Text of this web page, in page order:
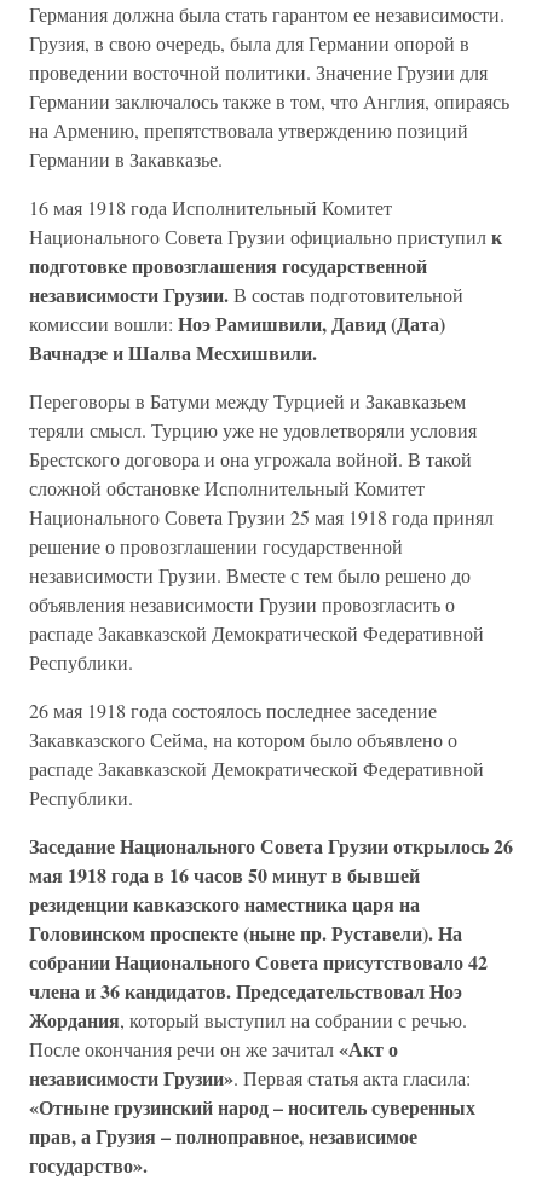
Германия должна была стать гарантом ее независимости.
Грузия, в свою очередь, была для Германии опорой в
проведении восточной политики. Значение Грузии для
Германии заключалось также в том, что Англия, опираясь
на Армению, препятствовала утверждению позиций
Германии в Закавказье.
16 мая 1918 года Исполнительный Комитет
Национального Совета Грузии официально приступилк
подготовке провозглашения государственной
независимости Грузии.В состав подготовительной
комиссии вошли: Ноэ Рамишвили, Давид (Дата)
Вачнадзе и Шалва Месхишвили.
Переговоры в Батуми между Турцией и Закавказьем
теряли смысл. Турцию уже не удовлетворяли условия
Брестского договора и она угрожала войной. В такой
сложной обстановке Исполнительный Комитет
Национального Совета Грузии 25 мая 1918 года принял
решение о провозглашении государственной
независимости Грузии. Вместе с тем было решено до
объявления независимости Грузии провозгласить о
распаде Закавказской Демократической Федеративной
Республики.
26 мая 1918 года состоялось последнее заседение
Закавказского Сейма, на котором было объявлено о
распаде Закавказской Демократической Федеративной
Республики.
Заседание Национального Совета Грузии открылось 26
мая 1918 года в 16 часов 50 минут в бывшей
резиденции кавказского наместника царя на
Головинском проспекте (ныне пр. Руставели). На
собрании Национального Совета присутствовало 42
члена и 36 кандидатов. Председательствовал Ноэ
Жордания, который выступил на собрании с речью.
После окончания речи он же зачитал«Акт о
независимости Грузии». Первая статья акта гласила:
«Отныне грузинский народ – носитель суверенных
прав, а Грузия – полноправное, независимое
государство».